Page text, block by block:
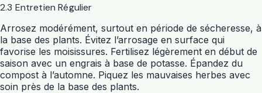
2.3 Entretien Régulier
Arrosez modérément, surtout en période de sécheresse, à
la base des plants. Évitez l’arrosage en surface qui
favorise les moisissures. Fertilisez légèrement en début de
saison avec un engrais à base de potasse. Épandez du
compost à l’automne. Piquez les mauvaises herbes avec
soin près de la base des plants.